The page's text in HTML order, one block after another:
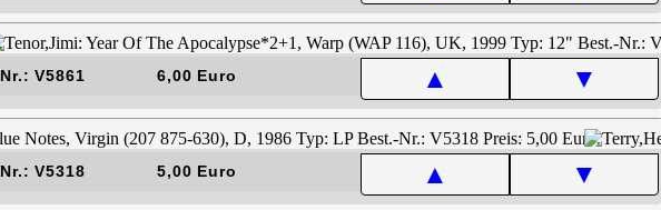
Nr.: V5861 6,00 Euro ▲ ▼
Nr.: V5318 5,00 Euro ▲ ▼